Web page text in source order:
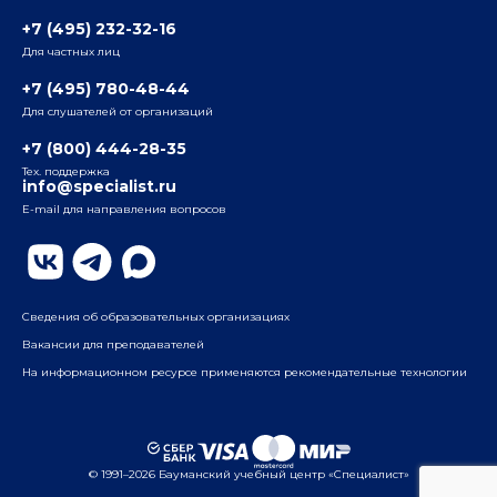
Радио
ул. Радио, д.24, корпус 1, 2-й подъезд, 2-й этаж
ул. Воронцовская, д. 35Б, корп.2, 5-й этаж
Бауманский
ул. Бауманская, д. 6, стр. 2, бизнес-центр «Виктория
Плаза», 4-й этаж
+7 (495) 232-32-16
Для частных лиц
+7 (495) 780-48-44
Для слушателей от организаций
+7 (800) 444-28-35
Тех. поддержка
info@specialist.ru
E-mail для направления вопросов
Сведения об образовательных организациях
Вакансии для преподавателей
На информационном ресурсе применяются рекомендательные технологии
© 1991–2026 Бауманский учебный центр «Специалист»